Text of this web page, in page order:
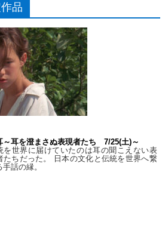
品
～耳を澄まさぬ表現者たち 7/25(土)～
を世界に届けていたのは耳の聞こえない表
たちだった。 日本の文化と伝統を世界へ繋
手話の縁。